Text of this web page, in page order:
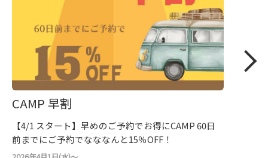
CAMP 早割
【4/1 スタート】早めのご予約でお得にCAMP 60日
前までにご予約でなななんと15％OFF！